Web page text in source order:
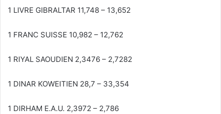
1 LIVRE GIBRALTAR 11,748 – 13,652
1 FRANC SUISSE 10,982 – 12,762
1 RIYAL SAOUDIEN 2,3476 – 2,7282
1 DINAR KOWEITIEN 28,7 – 33,354
1 DIRHAM E.A.U. 2,3972 – 2,786